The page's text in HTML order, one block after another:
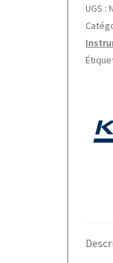
P2
Kern
UGS :